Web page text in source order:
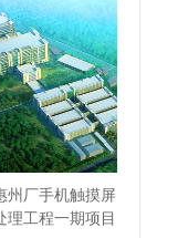
州厂手机触摸屏
理工程一期项目